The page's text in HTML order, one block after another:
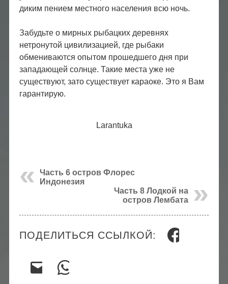
диким пением местного населения всю ночь.
Забудьте о мирных рыбацких деревнях
нетронутой цивилизацией, где рыбаки
обмениваются опытом прошедшего дня при
западающей солнце. Такие места уже не
существуют, зато существует караоке. Это я Вам
гарантирую.
Larantuka
Часть 6 остров Флорес
Индонезия
Часть 8 Лодкой на
остров Лембата
ПОДЕЛИТЬСЯ ССЫЛКОЙ: